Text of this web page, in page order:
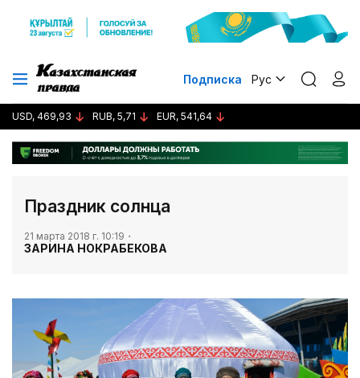
Подписка Рус
USD, 469,93 RUB, 5,71 EUR, 541,64
​Праздник солнца
21 марта 2018 г. 10:19
ЗАРИНА НОКРАБЕКОВА